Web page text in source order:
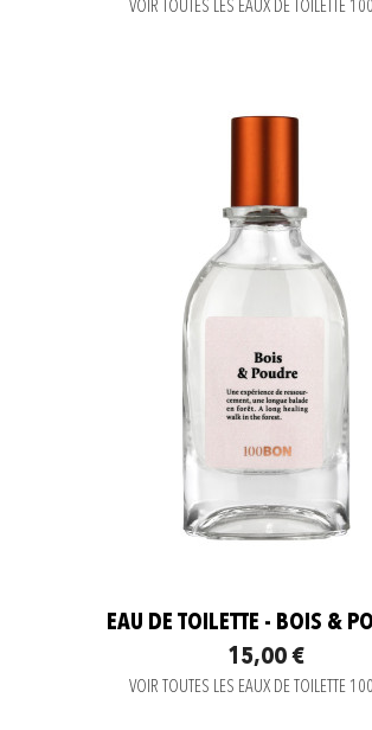
VOIR TOUTES LES EAUX DE TOILETTE
EAU DE TOILETTE - BOIS &
15,00 €
VOIR TOUTES LES EAUX DE TOILETTE